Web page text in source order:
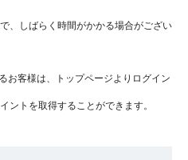
、しばらく時間がかかる場合がござい
お客様は、トップページよりログイン
ントを取得することができます。